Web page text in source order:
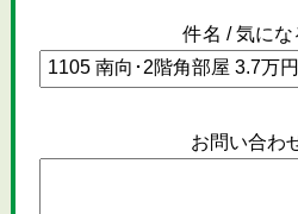
件名 / 気にな
お問い合わ